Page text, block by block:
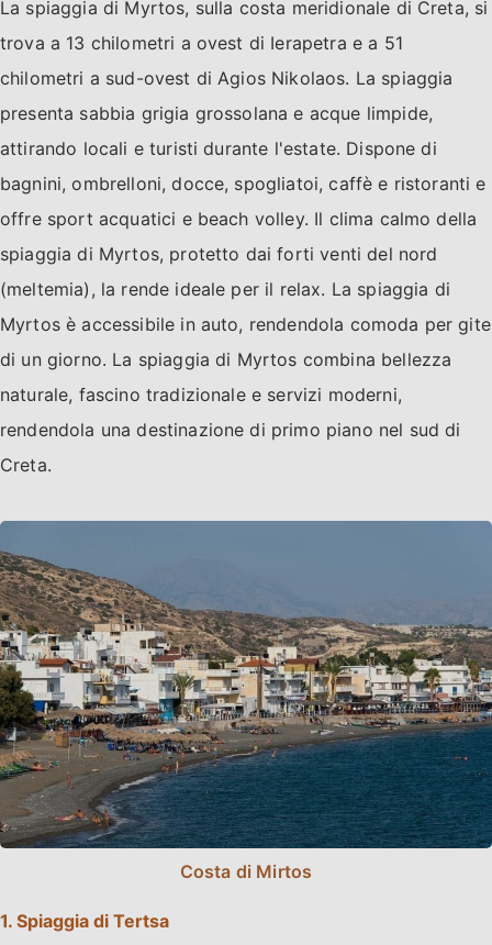
La spiaggia di Myrtos, sulla costa meridionale di Creta, si
trova a 13 chilometri a ovest di Ierapetra e a 51
chilometri a sud-ovest di Agios Nikolaos. La spiaggia
presenta sabbia grigia grossolana e acque limpide,
attirando locali e turisti durante l'estate. Dispone di
bagnini, ombrelloni, docce, spogliatoi, caffè e ristoranti e
offre sport acquatici e beach volley. Il clima calmo della
spiaggia di Myrtos, protetto dai forti venti del nord
(meltemia), la rende ideale per il relax. La spiaggia di
Myrtos è accessibile in auto, rendendola comoda per gite
di un giorno. La spiaggia di Myrtos combina bellezza
naturale, fascino tradizionale e servizi moderni,
rendendola una destinazione di primo piano nel sud di
Creta.
Costa di Mirtos
1. Spiaggia di Tertsa